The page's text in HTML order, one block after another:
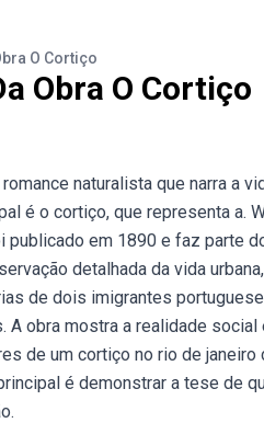
O Cortiço
Obra O Cortiço
naturalista que narra a
é o cortiço, que representa a.
em 1890 e faz parte
detalhada da vida
de dois imigrantes
A obra mostra a realidade
de um cortiço no rio de
é demonstrar a tese de